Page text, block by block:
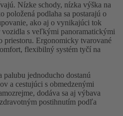
Nízke schody, nízka výška na
položená podlaha sa postarajú o
ako aj o vynikajúci tok
s veľkými panoramatickými
priestoru. Ergonomicky tvarované
flexibilný systém tyčí na
palubu jednoducho dostanú
a cestujúci s obmedzenými
dodáva sa aj výbava
postihnutím podľa